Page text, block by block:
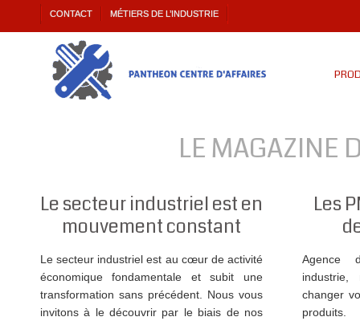
CONTACT MÉTIERS DE L’INDUSTRIE
LE MAGAZINE
Le secteur industriel est en
mouvement constant
Le secteur industriel est au cœur de activité
économique fondamentale et subit une
transformation sans précédent. Nous vous
invitons à le découvrir par le biais de nos
Les
Agence
changer
produits.